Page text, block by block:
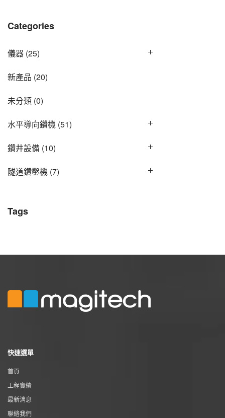
Categories
儀器 (25)
新產品 (20)
未分類 (0)
水平導向鑽機 (51)
鑽井設備 (10)
隧道鑽鑿機 (7)
Tags
快速選單
首頁
工程實績
最新消息
聯絡我們